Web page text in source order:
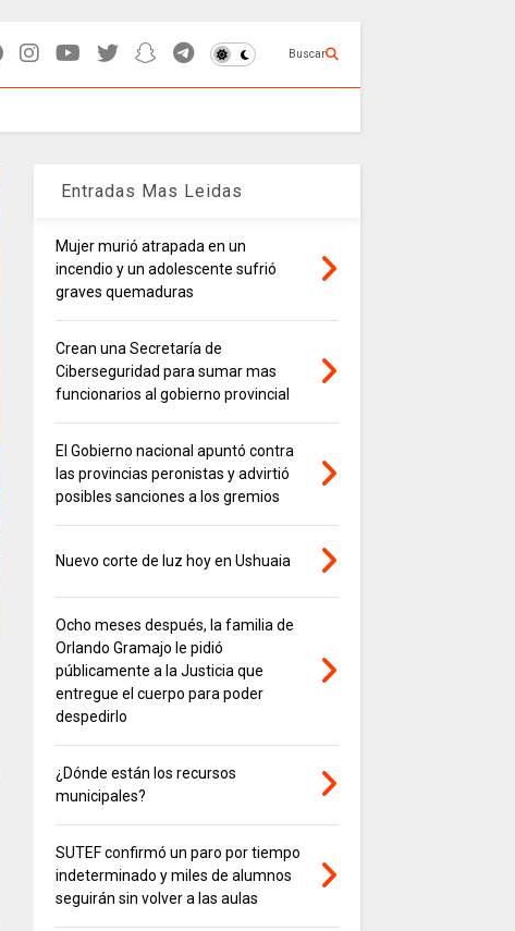
Buscar
Entradas Mas Leidas
Mujer murió atrapada en un
incendio y un adolescente sufrió
graves quemaduras
Crean una Secretaría de
Ciberseguridad para sumar mas
funcionarios al gobierno provincial
El Gobierno nacional apuntó contra
las provincias peronistas y advirtió
posibles sanciones a los gremios
Nuevo corte de luz hoy en Ushuaia
Ocho meses después, la familia de
Orlando Gramajo le pidió
públicamente a la Justicia que
entregue el cuerpo para poder
despedirlo
¿Dónde están los recursos
municipales?
SUTEF confirmó un paro por tiempo
indeterminado y miles de alumnos
seguirán sin volver a las aulas